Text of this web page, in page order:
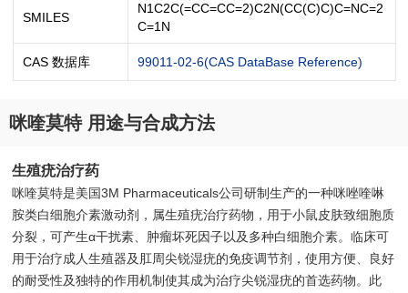
SMILES
N1C2C(=CC=CC=2)C2N(CC(C)C)C=NC=2
C=1N
CAS 数据库 99011-02-6(CAS DataBase Reference)
咪喹莫特 用途与合成方法
生殖疣治疗药
咪喹莫特是美国3M Pharmaceuticals公司研制生产的一种咪唑喹啉
胺类白细胞介素激动剂，属生殖疣治疗药物，用于小鼠皮肤致细胞质
分裂，可产生α干扰素、肿瘤坏死因子以及多种白细胞介素。临床可
用于治疗成人生殖器及肛周尖锐湿疣的免疫调节剂，使用方便、良好
的耐受性及独特的作用机制使其成为治疗尖锐湿疣的首选药物。此